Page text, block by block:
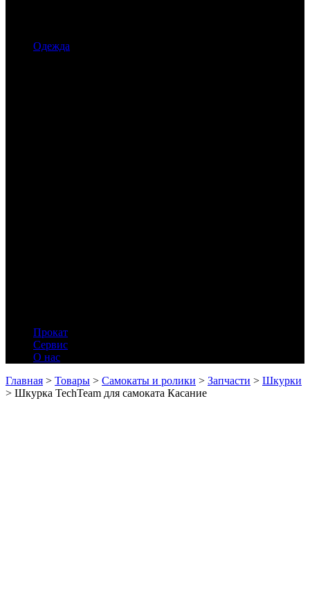
Одежда
Прокат
Сервис
О нас
Главная > Товары > Самокаты и ролики > Запчасти > Шкурки
> Шкурка TechTeam для самоката Касание